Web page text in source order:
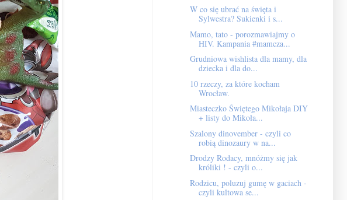
W co się ubrać na święta i
Sylwestra? Sukienki i s...
Mamo, tato - porozmawiajmy o
HIV. Kampania #mamcza...
Grudniowa wishlista dla mamy, dla
dziecka i dla do...
10 rzeczy, za które kocham
Wrocław.
Miasteczko Świętego Mikołaja DIY
+ listy do Mikoła...
Szalony dinovember - czyli co
robią dinozaury w na...
Drodzy Rodacy, mnóżmy się jak
króliki ! - czyli o...
Rodzicu, poluzuj gumę w gaciach -
czyli kultowa se...